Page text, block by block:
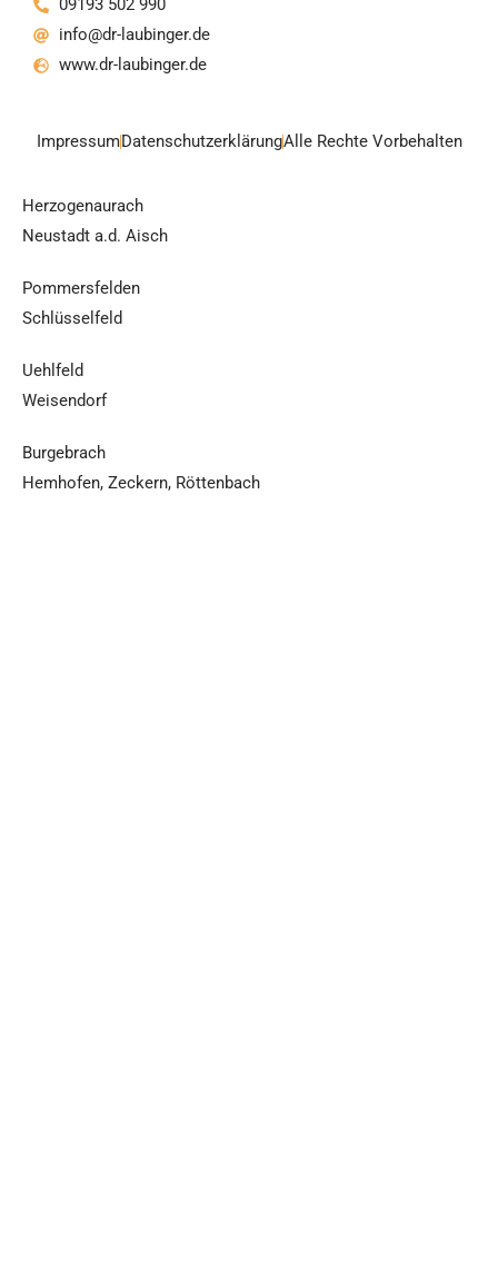
09193 502 990
info@dr-laubinger.de
www.dr-laubinger.de
ImpressumDatenschutzerklärungAlle Rechte Vorbehalten
Herzogenaurach
Neustadt a.d. Aisch
Pommersfelden
Schlüsselfeld
Uehlfeld
Weisendorf
Burgebrach
Hemhofen, Zeckern, Röttenbach